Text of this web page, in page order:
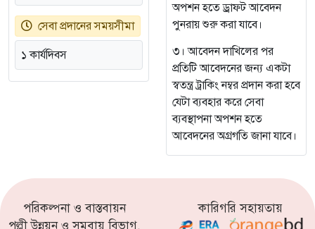
সেবা প্রদানের সময়সীমা
১ কার্যদিবস
অপশন হতে ড্রাফট আবেদন
পুনরায় শুরু করা যাবে।
৩। আবেদন দাখিলের পর
প্রতিটি আবেদনের জন্য একটা
স্বতন্ত্র ট্রাকিং নম্বর প্রদান করা হবে
যেটা ব্যবহার করে সেবা
ব্যবস্থাপনা অপশন হতে
আবেদনের অগ্রগতি জানা যাবে।
পরিকল্পনা ও বাস্তবায়ন
পল্লী উন্নয়ন ও সমবায় বিভাগ,
কারিগরি সহায়তায়